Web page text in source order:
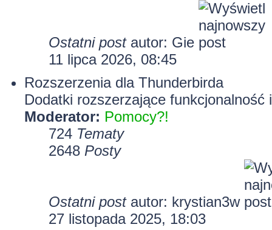
Ostatni postautor: Gie
11 lipca 2026, 08:45
Rozszerzenia dla Thunderbirda
Dodatki rozszerzające
Moderator: Pomocy?!
724 Tematy
2648 Posty
Ostatni postautor: krystian3w
27 listopada 2025, 18:03